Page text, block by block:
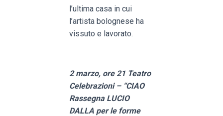
l’ultima casa in cui
l’artista bolognese ha
vissuto e lavorato.
2 marzo, ore 21 Teatro
Celebrazioni – “CIAO
Rassegna LUCIO
DALLA per le forme